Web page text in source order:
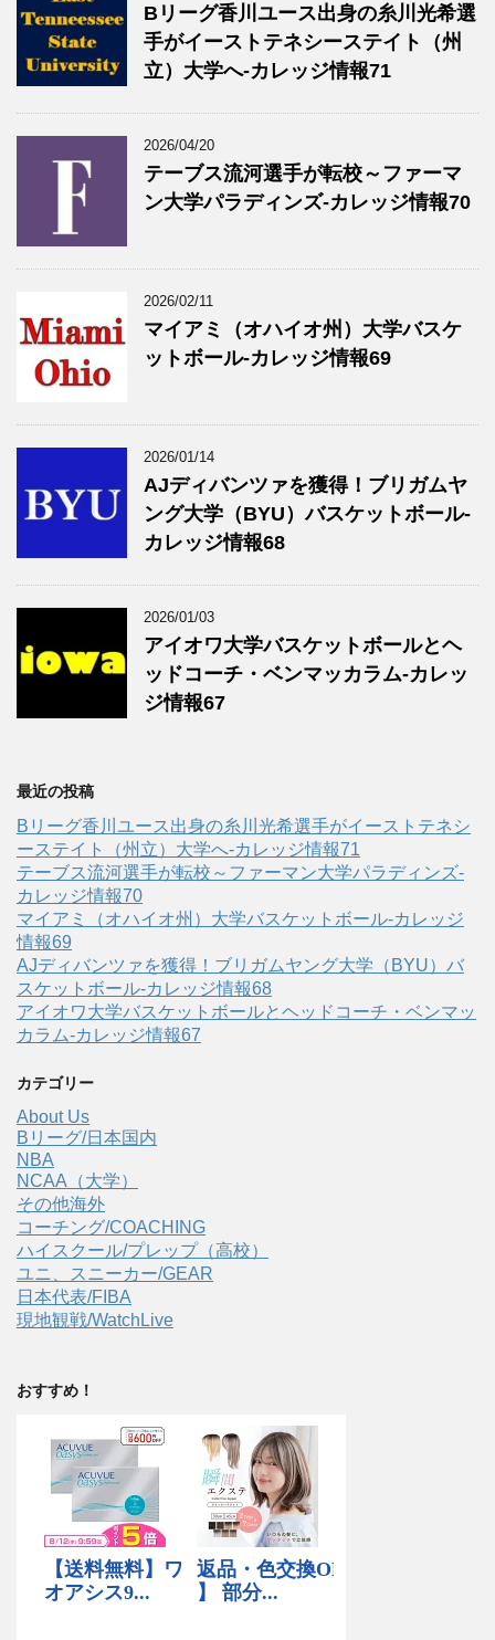
Bリーグ香川ユース出身の糸川光希選
手がイーストテネシーステイト（州
立）大学へ‐カレッジ情報71
2026/04/20
テーブス流河選手が転校～ファーマ
ン大学パラディンズ-カレッジ情報70
2026/02/11
マイアミ（オハイオ州）大学バスケ
ットボール-カレッジ情報69
2026/01/14
AJディバンツァを獲得！ブリガムヤ
ング大学（BYU）バスケットボール-
カレッジ情報68
2026/01/03
アイオワ大学バスケットボールとヘ
ッドコーチ・ベンマッカラム-カレッ
ジ情報67
最近の投稿
Bリーグ香川ユース出身の糸川光希選手がイーストテネシ
ーステイト（州立）大学へ‐カレッジ情報71
テーブス流河選手が転校～ファーマン大学パラディンズ-
カレッジ情報70
マイアミ（オハイオ州）大学バスケットボール-カレッジ
情報69
AJディバンツァを獲得！ブリガムヤング大学（BYU）バ
スケットボール-カレッジ情報68
アイオワ大学バスケットボールとヘッドコーチ・ベンマッ
カラム-カレッジ情報67
カテゴリー
About Us
Bリーグ/日本国内
NBA
NCAA（大学）
その他海外
コーチング/COACHING
ハイスクール/プレップ（高校）
ユニ、スニーカー/GEAR
日本代表/FIBA
現地観戦/WatchLive
おすすめ！